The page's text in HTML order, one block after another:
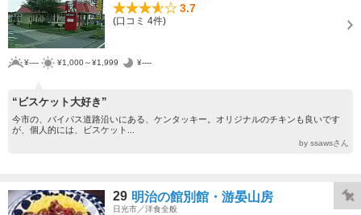
3.7
(口コミ 4件)
¥---- ¥1,000～¥1,999 ¥----
“ビスケット大好き”
今市の、バイパス道路沿いにある、ケンタッキー。オリジナルのチキンも良いです
が、個人的には、ビスケット...
by ssawsさん
29 明治の館別館・游晏山房
日光市／洋食全般